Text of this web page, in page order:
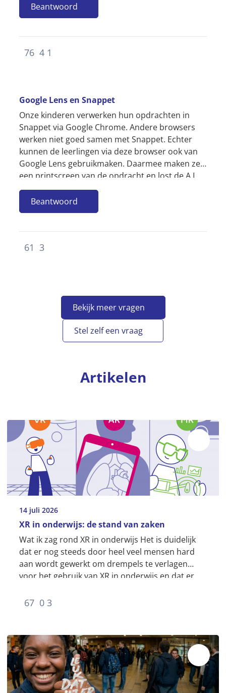
Beantwoord
76 4 1
Google Lens en Snappet
Onze kinderen verwerken hun opdrachten in
Snappet via Google Chrome. Andere browsers
werken niet goed samen met Snappet. Echter
kunnen de leerlingen via deze browser ook van
Google Lens gebruikmaken. Daarmee maken ze
een printscreen van de opdracht en lost de A.I.
tool de opdracht voor de leerling op....
Beantwoord
61 3
Bekijk meer vragen
Stel zelf een vraag
Artikelen
14 juli 2026
XR in onderwijs: de stand van zaken
Wat ik zag rond XR in onderwijs Het is duidelijk
dat er nog steeds door heel veel mensen hard
aan wordt gewerkt om drempels te verlagen
voor het gebruik van XR in onderwijs en dat er
67 0 3